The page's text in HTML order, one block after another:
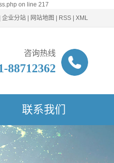
on line 217
企业分站 网站地图 RSS XML
咨询热线
88712362
联系我们
联系我们